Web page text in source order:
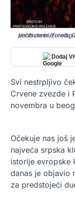
Večiti derbi između Crvene zvezde i Partizana (foto: printscreen/
Dodaj
Svi nestrpljivo
Crvene zvezde i
novembra u
Očekuje nas još
najveća srpska
istorije evropske
danas je objavio
za predstojeći